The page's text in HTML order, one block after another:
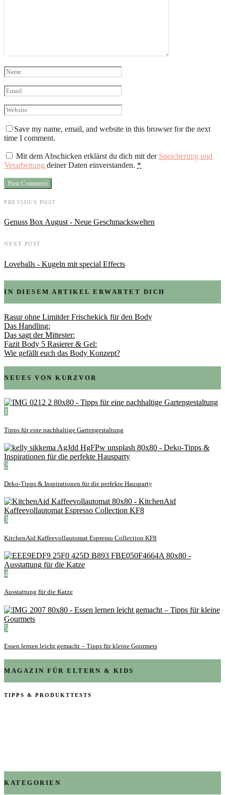
Save my name, email, and website in this browser for the next
time I comment.
Mit dem Abschicken erklärst du dich mit der Speicherung und
Verarbeitung deiner Daten einverstanden. *
PREVIOUS POST
Genuss Box August - Neue Geschmackswelten
NEXT POST
Loveballs - Kugeln mit special Effects
IN DIESEM ARTIKEL ERWARTET DICH
Rasur ohne Limitder Frischekick für den Body
Das Handling:
Das sagt der Mittester:
Fazit Body 5 Rasierer & Gel:
Wie gefällt euch das Body Konzept?
NEUES VON KURZVOR
1
Tipps für eine nachhaltige Gartengestaltung
2
Deko-Tipps & Inspirationen für die perfekte Hausparty
3
KitchenAid Kaffeevollautomat Espresso Collection KF8
4
Ausstattung für die Katze
5
Essen lernen leicht gemacht – Tipps für kleine Gourmets
MAGAZIN FÜR ELTERN & KIDS
TIPPS & PRODUKTTESTS
KATEGORIEN